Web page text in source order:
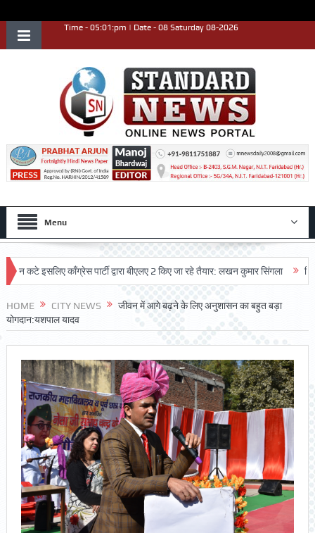
Time - 05:01:pm | Date - 08 Saturday 08-2026
Menu
इसलिए काँग्रेस पार्टी द्वारा बीएलए 2 किए जा रहे तैयार: लखन कुमार सिंगला सिद्धपीठ
HOME CITY NEWS
जीवन में आगे बढ़ने के लिए अनुशासन का बहुत बड़ा
योगदान:यशपाल यादव